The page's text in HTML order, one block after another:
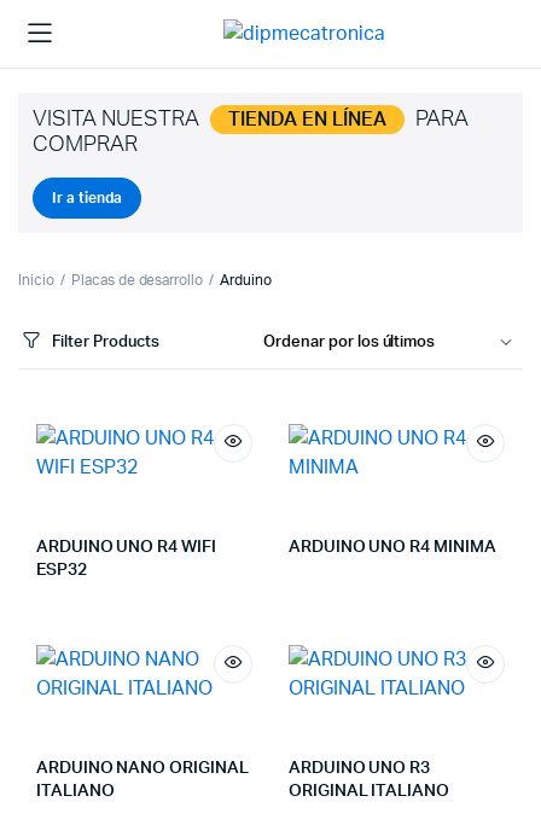
VISITA NUESTRA TIENDA EN LÍNEA
PARA
COMPRAR
Ir a tienda
Inicio Placas de desarrollo Arduino
Filter Products
ARDUINO UNO R4 WIFI
ESP32
ARDUINO UNO R4 MINIMA
ARDUINO NANO ORIGINAL
ITALIANO
ARDUINO UNO R3
ORIGINAL ITALIANO